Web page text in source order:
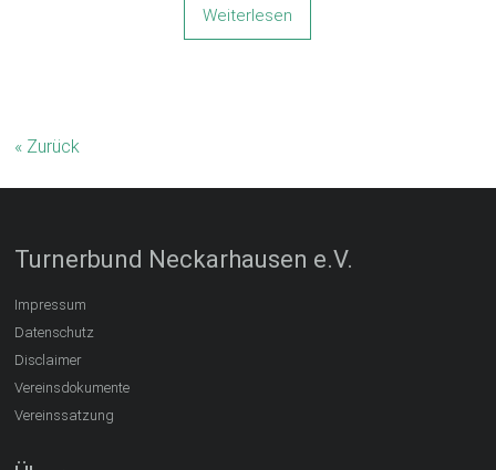
Weiterlesen
« Zurück
Turnerbund Neckarhausen e.V.
Impressum
Datenschutz
Disclaimer
Vereinsdokumente
Vereinssatzung